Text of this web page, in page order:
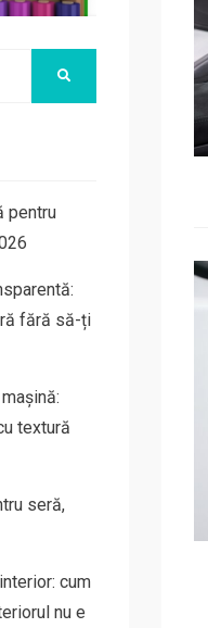
pentru
fără să-ți
textură
seră,
cum
nu e